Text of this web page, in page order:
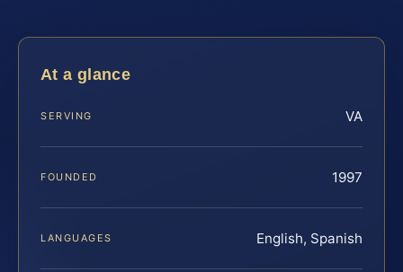
At a glance
SERVING VA
FOUNDED 1997
LANGUAGES English, Spanish